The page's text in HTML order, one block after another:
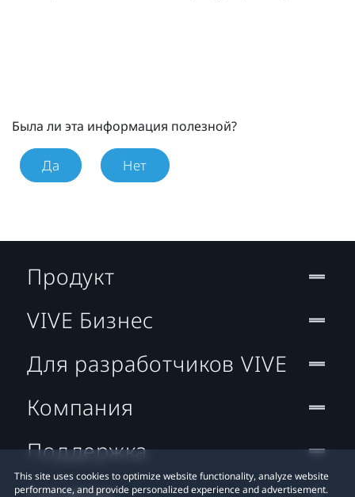
Была ли эта информация полезной?
Да Нет
This site uses cookies to optimize website functionality, analyze website
performance, and provide personalized experience and advertisement.
Продукт
VIVE Бизнес
Для разработчиков VIVE
Компания
Поддержка